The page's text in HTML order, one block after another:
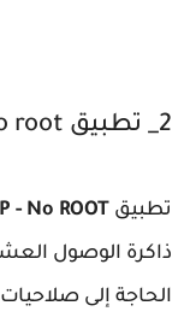
2_ تطبيق Swap No root :
تطبيق - No ROOT
الحاجة إلى